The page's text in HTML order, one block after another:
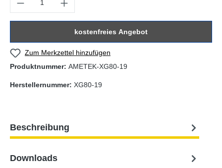
kostenfreies Angebot
Zum Merkzettel hinzufügen
Produktnummer: AMETEK-XG80-19
Herstellernummer: XG80-19
Beschreibung
Downloads